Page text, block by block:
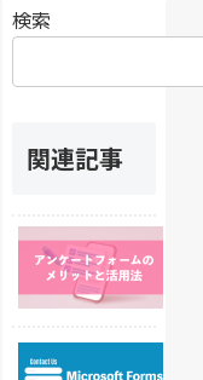
検索
関連記事